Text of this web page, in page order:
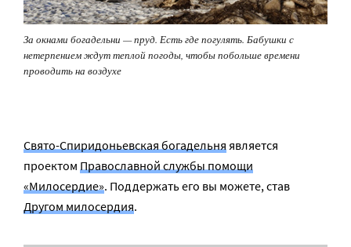
За окнами богадельни — пруд. Есть где погулять. Бабушки с
нетерпением ждут теплой погоды, чтобы побольше времени
проводить на воздухе
Свято-Спиридоньевская богадельня является
проектом Православной службы помощи
«Милосердие». Поддержать его вы можете, став
Другом милосердия.